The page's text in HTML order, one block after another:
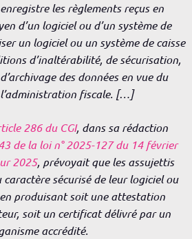
les règlements reçus en
d’un logiciel ou d’un système de
un logiciel ou un système de caisse
d’inaltérabilité, de sécurisation,
des données en vue du
fiscale. […]
286 du CGI, dans sa rédaction
de la loi n° 2025-127 du 14 février
2025, prévoyait que les assujettis
sécurisé de leur logiciel ou
produisant soit une attestation
soit un certificat délivré par un
accrédité.